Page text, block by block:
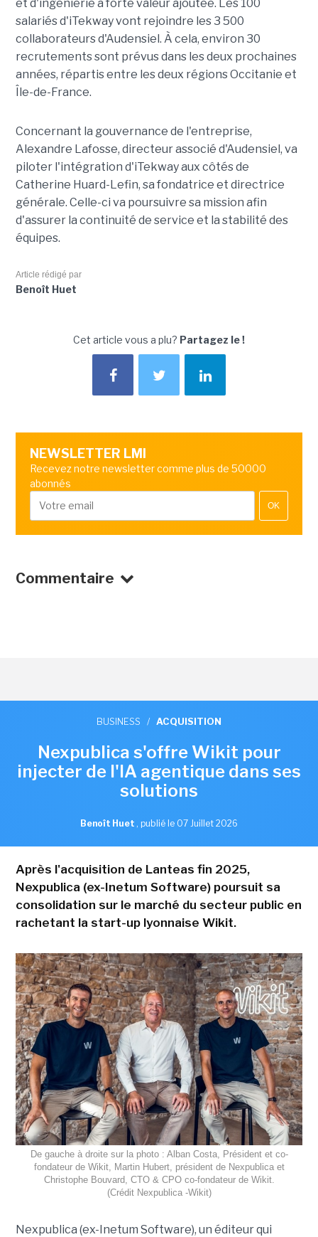
et d'ingénierie à forte valeur ajoutée. Les 100
salariés d'iTekway vont rejoindre les 3 500
collaborateurs d'Audensiel. À cela, environ 30
recrutements sont prévus dans les deux prochaines
années, répartis entre les deux régions Occitanie et
Île-de-France.
Concernant la gouvernance de l'entreprise,
Alexandre Lafosse, directeur associé d'Audensiel, va
piloter l'intégration d'iTekway aux côtés de
Catherine Huard-Lefin, sa fondatrice et directrice
générale. Celle-ci va poursuivre sa mission afin
d'assurer la continuité de service et la stabilité des
équipes.
Article rédigé par
Benoît Huet
Cet article vous a plu? Partagez le !
NEWSLETTER LMI
Recevez notre newsletter comme plus de 50000
abonnés
OK
Commentaire
BUSINESS / ACQUISITION
Nexpublica s'offre Wikit pour
injecter de l'IA agentique dans ses
solutions
Benoît Huet , publié le 07 Juillet 2026
Après l'acquisition de Lanteas fin 2025,
Nexpublica (ex-Inetum Software) poursuit sa
consolidation sur le marché du secteur public en
rachetant la start-up lyonnaise Wikit.
De gauche à droite sur la photo : Alban Costa, Président et co-
fondateur de Wikit, Martin Hubert, président de Nexpublica et
Christophe Bouvard, CTO & CPO co-fondateur de Wikit.
(Crédit Nexpublica -Wikit)
Nexpublica (ex-Inetum Software), un éditeur qui